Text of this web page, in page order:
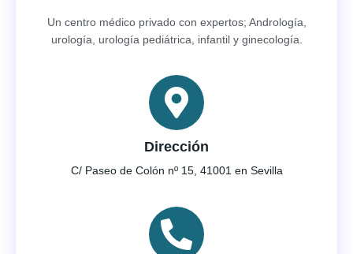
Un centro médico privado con expertos; Andrología,
urología, urología pediátrica, infantil y ginecología.
Dirección
C/ Paseo de Colón nº 15, 41001 en Sevilla